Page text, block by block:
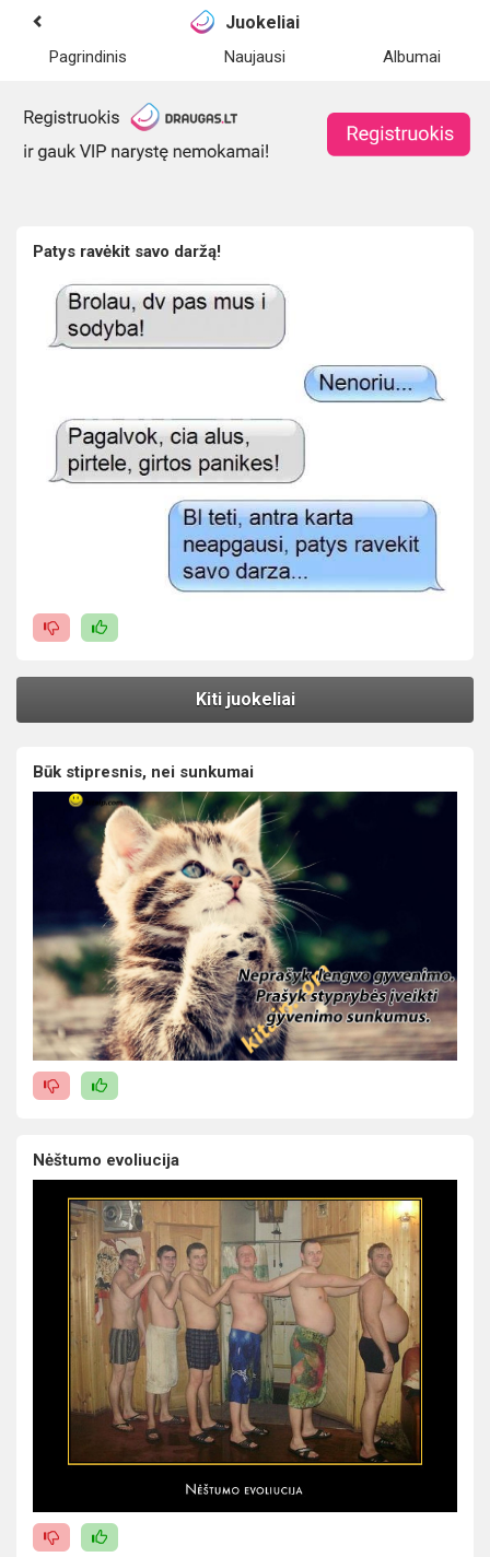
Juokeliai
Pagrindinis Naujausi Albumai
Patys ravėkit savo daržą!
Kiti juokeliai
Būk stipresnis, nei sunkumai
Nėštumo evoliucija